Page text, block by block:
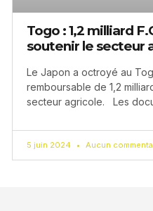
Togo : 1,2 milliard
soutenir le secteur
Le Japon a octroyé au
remboursable de 1,2
secteur agricole. Les
5 juin 2024 Aucun